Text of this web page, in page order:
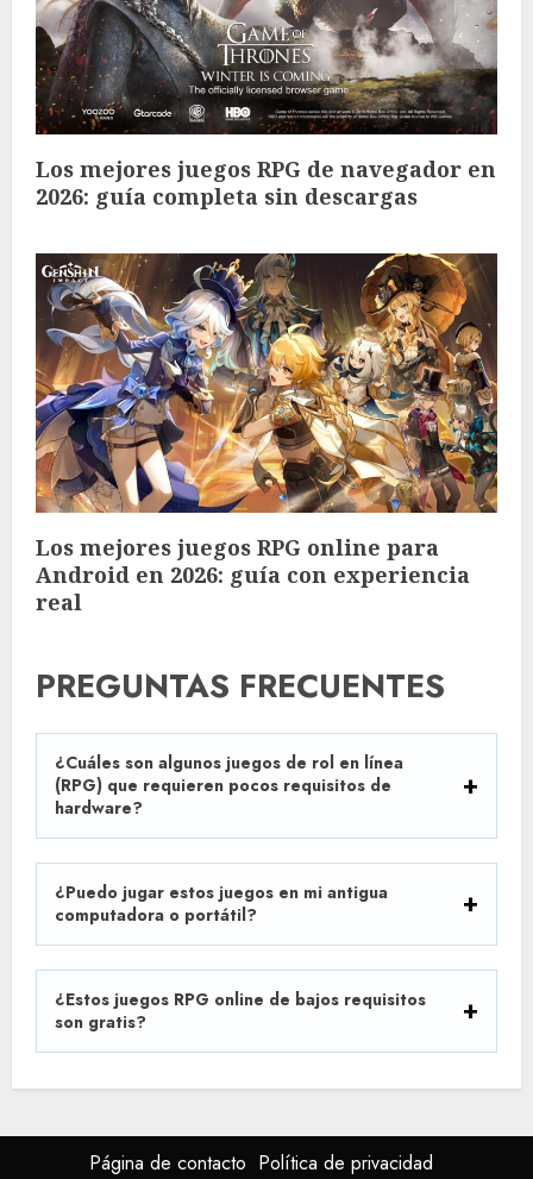
Los mejores juegos RPG de navegador en
2026: guía completa sin descargas
Los mejores juegos RPG online para
Android en 2026: guía con experiencia
real
PREGUNTAS FRECUENTES
¿Cuáles son algunos juegos de rol en línea
(RPG) que requieren pocos requisitos de
hardware?
¿Puedo jugar estos juegos en mi antigua
computadora o portátil?
¿Estos juegos RPG online de bajos requisitos
son gratis?
Página de contacto Política de privacidad